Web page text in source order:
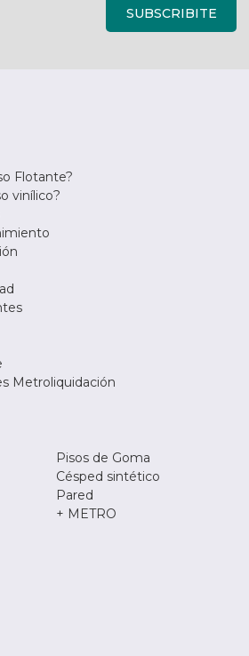
SUBSCRIBITE
Flotante?
vinílico?
Metroliquidación
Pisos de Goma
Césped sintético
Pared
+ METRO